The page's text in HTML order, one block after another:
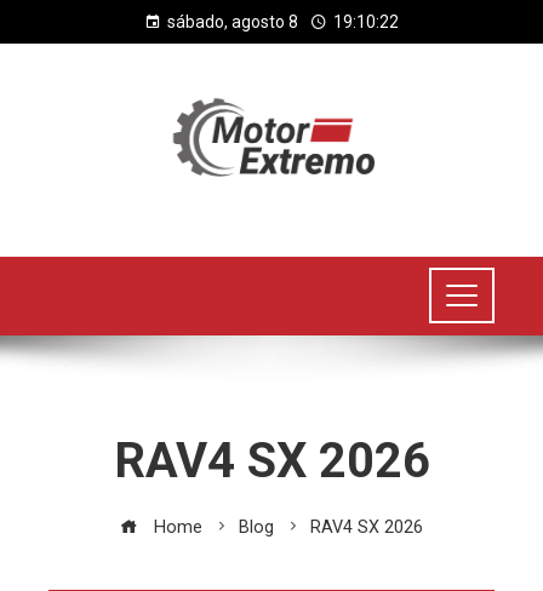
sábado, agosto 8 19:10:22
RAV4 SX 2026
Home Blog RAV4 SX 2026